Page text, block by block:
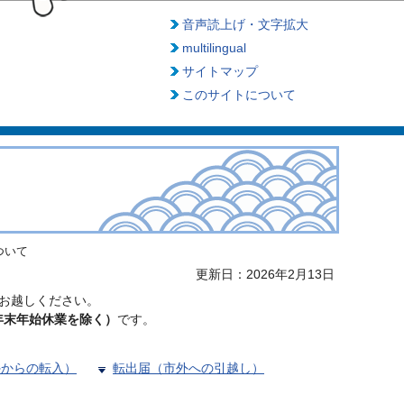
音声読上げ・文字拡大
multilingual
サイトマップ
このサイトについて
いて
更新日：2026年2月13日
越しください。
年始休業を除く） です。
らの転入）
転出届（市外への引越し）